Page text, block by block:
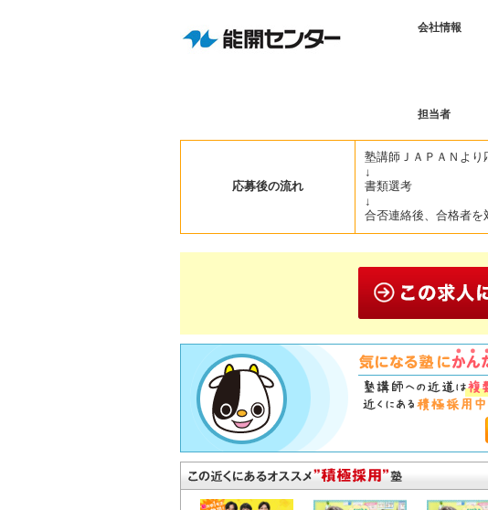
会社情報
担当者
応募後の流れ
塾講師ＪＡＰＡＮより
↓
書類選考
↓
合否連絡後、合格者を